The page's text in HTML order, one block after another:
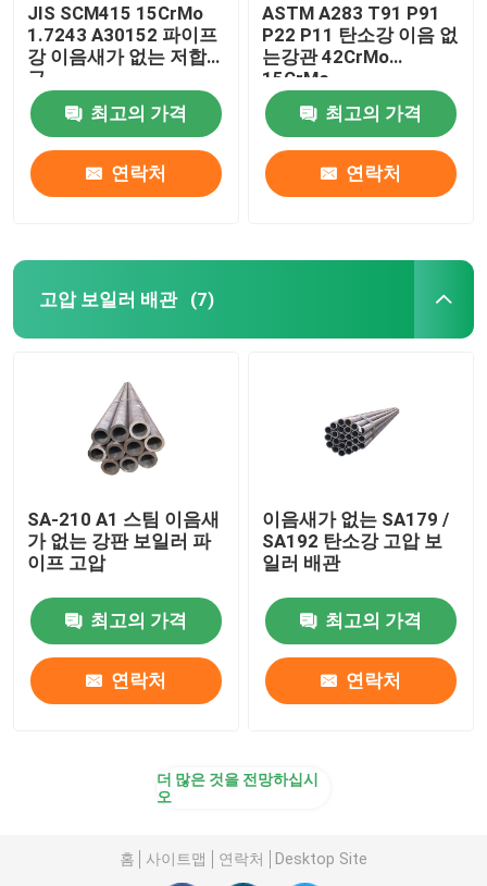
JIS SCM415 15CrMo
1.7243 A30152 파이프
강 이음새가 없는 저합
금
최고의 가격
연락처
ASTM A283 T91 P91
P22 P11 탄소강 이음 없
는강관 42CrMo
15CrMo
최고의 가격
연락처
고압 보일러 배관 (7)
SA-210 A1 스팀 이음새
가 없는 강판 보일러 파
이프 고압
최고의 가격
연락처
이음새가 없는 SA179 /
SA192 탄소강 고압 보
일러 배관
최고의 가격
연락처
더 많은 것을 전망하십시
오
홈 사이트맵 연락처 Desktop Site